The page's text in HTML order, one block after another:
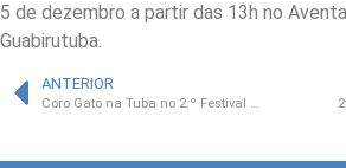
5 de dezembro a partir das 13h no
Guabirutuba.
ANTERIOR
Coro Gato na Tuba no 2.º Festival de Música Católica